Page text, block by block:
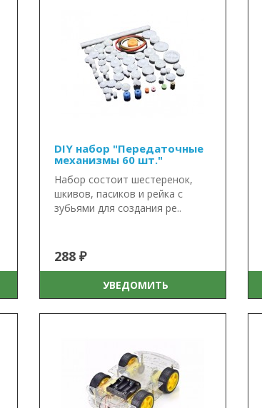
DIY набор "Передаточные
механизмы 60 шт."
Набор состоит шестеренок,
шкивов, пасиков и рейка с
зубьями для создания ре..
288 ₽
УВЕДОМИТЬ